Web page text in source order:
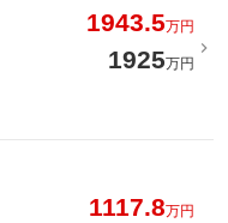
1943.5万円
1925万円
1117.8万円